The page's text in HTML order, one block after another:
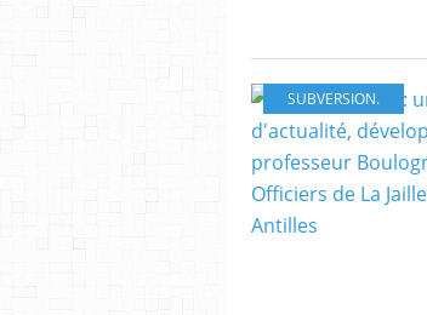
SUBVERSION.